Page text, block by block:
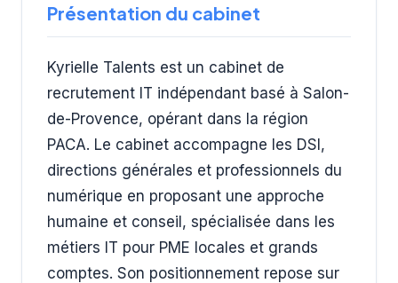
Présentation du cabinet
Kyrielle Talents est un cabinet de
recrutement IT indépendant basé à Salon-
de-Provence, opérant dans la région
PACA. Le cabinet accompagne les DSI,
directions générales et professionnels du
numérique en proposant une approche
humaine et conseil, spécialisée dans les
métiers IT pour PME locales et grands
comptes. Son positionnement repose sur